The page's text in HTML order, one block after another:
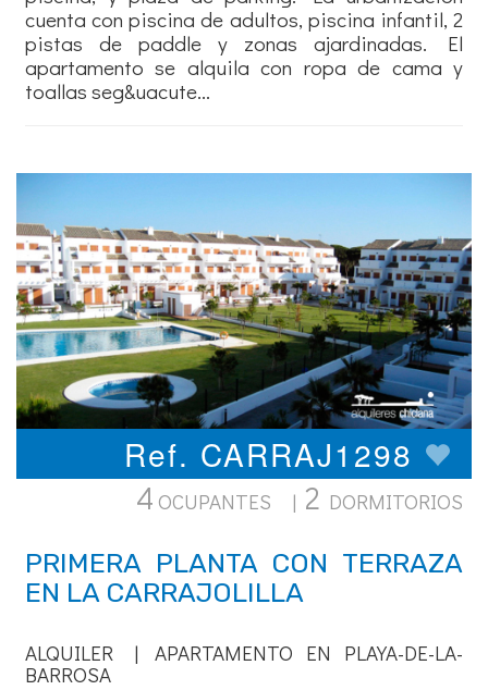
cuenta con piscina de adultos, piscina infantil, 2
pistas de paddle y zonas ajardinadas. El
apartamento se alquila con ropa de cama y
toallas seg&uacute...
Ref. CARRAJ1298
4 OCUPANTES | 2 DORMITORIOS
PRIMERA PLANTA CON TERRAZA
EN LA CARRAJOLILLA
ALQUILER | APARTAMENTO EN PLAYA-DE-LA-
BARROSA